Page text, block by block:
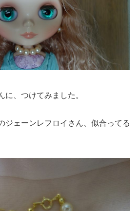
に、つけてみました。
ジェーンレフロイさん、似合ってる